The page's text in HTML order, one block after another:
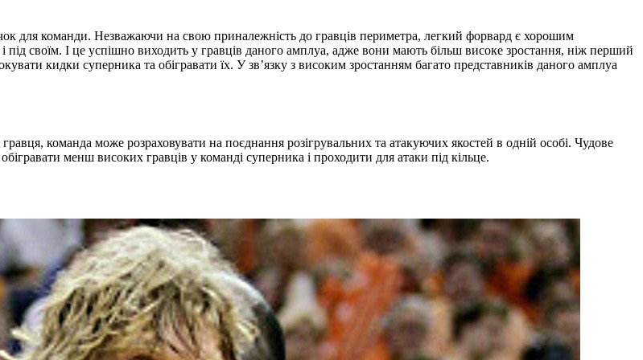
для команди. Незважаючи на свою приналежність до гравців периметра, легкий форвард є хорошим
під своїм. І це успішно виходить у гравців даного амплуа, адже вони мають більш високе зростання, ніж перший
кидки суперника та обігравати їх. У зв’язку з високим зростанням багато представників даного амплуа
команда може розраховувати на поєднання розігрувальних та атакуючих якостей в одній особі. Чудове
менш високих гравців у команді суперника і проходити для атаки під кільце.